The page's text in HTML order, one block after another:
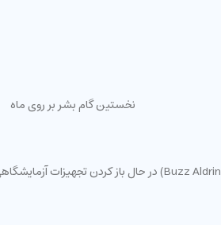
نخستین گام بشر بر روی ماه